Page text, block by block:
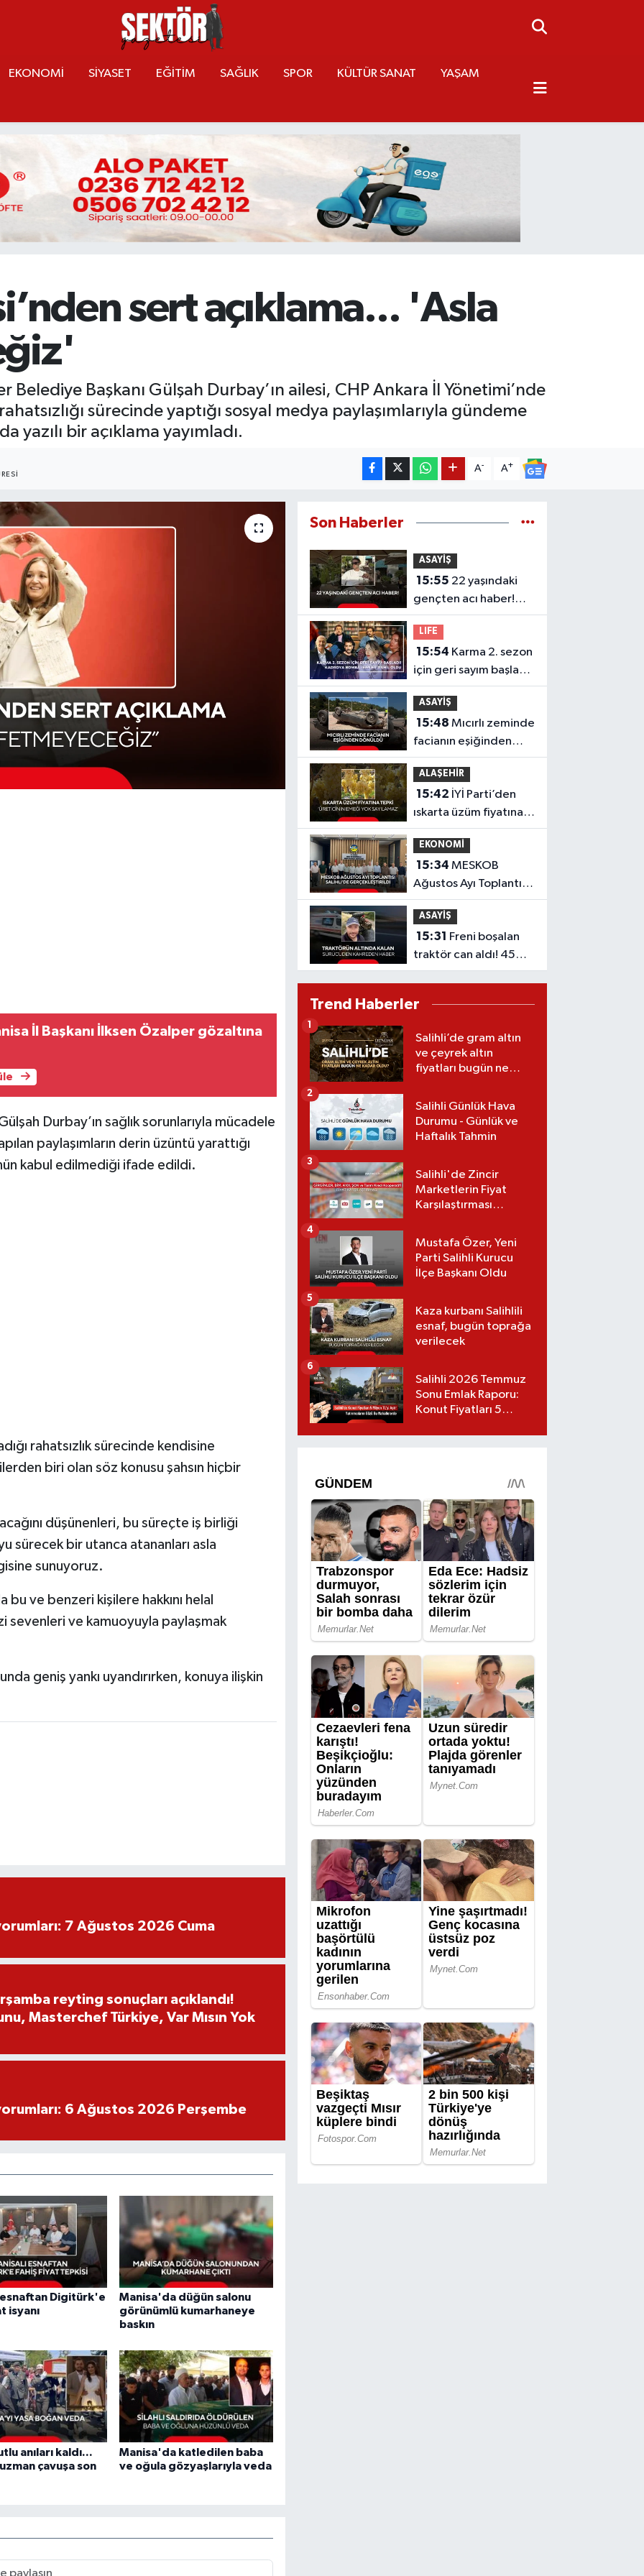
EKONOMİ SİYASET EĞİTİM SAĞLIK SPOR KÜLTÜR SANAT YAŞAM
sert açıklama... 'Asla
Belediye Başkanı Gülşah Durbay’ın ailesi, CHP Ankara İl Yönetimi’nde
sürecinde yaptığı sosyal medya paylaşımlarıyla gündeme
yazılı bir açıklama yayımladı.
A- A+
İl Başkanı İlksen Özalper gözaltına
Durbay’ın sağlık sorunlarıyla mücadele
paylaşımların derin üzüntü yarattığı
kabul edilmediği ifade edildi.
rahatsızlık sürecinde kendisine
biri olan söz konusu şahsın hiçbir
düşünenleri, bu süreçte iş birliği
sürecek bir utanca atananları asla
sunuyoruz.
bu ve benzeri kişilere hakkını helal
sevenleri ve kamuoyuyla paylaşmak
geniş yankı uyandırırken, konuya ilişkin
7 Ağustos 2026 Cuma
reyting sonuçları açıklandı!
Masterchef Türkiye, Var Mısın Yok
6 Ağustos 2026 Perşembe
esnaftan Digitürk'e
isyanı
Manisa'da düğün salonu
görünümlü kumarhaneye
baskın
anıları kaldı...
çavuşa son
Manisa'da katledilen baba
ve oğula gözyaşlarıyla veda
Son Haberler
ASAYİŞ
15:55
gençten acı haber!
Yeni aldığı motosiklet
sonu oldu
LIFE
15:54
için geri sayım başladı!
Kadroya bomba
isimler dahil oldu
ASAYİŞ
15:48 Mıcırlı zeminde
facianın eşiğinden
dönüldü
ALAŞEHİR
15:42
ıskarta üzüm fiyatına
tepki 'Üreticinin
emeği yok sayılamaz'
EKONOMİ
15:34 MESKOB
Ağustos Ayı Toplantısı
Salihli’de
Gerçekleştirildi
ASAYİŞ
15:31
traktör can aldı! 45
yaşındaki sürücü
Trend Haberler
Salihli’de gram altın
ve çeyrek altın
fiyatları bugün ne
(07.08.2026)
1
Salihli Günlük Hava
Durumu - Günlük ve
Haftalık Tahmin
2
Salihli'de Zincir
Marketlerin Fiyat
Karşılaştırması
3
Mustafa Özer, Yeni
Parti Salihli Kurucu
İlçe Başkanı Oldu
4
Kaza kurbanı Salihlili
esnaf, bugün toprağa
verilecek
5
Salihli 2026 Temmuz
Sonu Emlak Raporu:
Konut Fiyatları 5
6